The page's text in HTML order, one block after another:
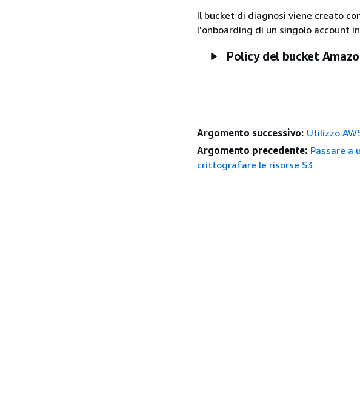
Il bucket di diagnosi viene creato
l'onboarding di un singolo account
Policy del bucket
Argomento successivo: Utilizzo
Argomento precedente: Passare a
crittografare le risorse S3